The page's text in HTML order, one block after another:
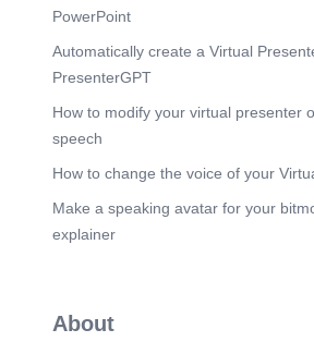
PowerPoint
Automatically create a Virtual
PresenterGPT
How to modify your virtual presenter
speech
How to change the voice of your
Make a speaking avatar for your
explainer
About